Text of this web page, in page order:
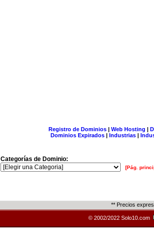
Registro de Dominios| Web Hosting |
Dominios Expirados | Industrias |
Categorías de Dominio:
[Pág.
** Precios
© 2002/2022 Solo10.com